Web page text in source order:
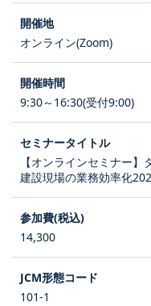
オンライン(Zoom)
9:30～16:30(受付9:00)
【オンラインセミナー
建設現場の業務効率化
14,300
101-1